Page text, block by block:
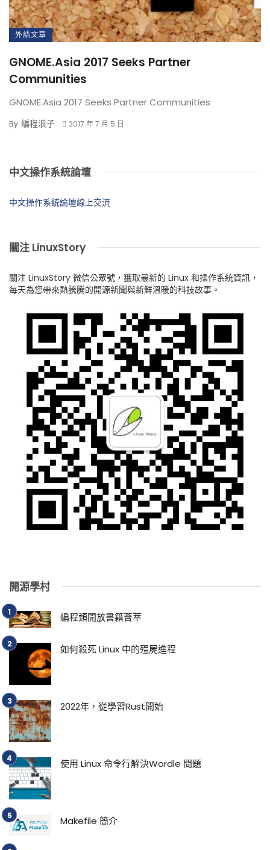
外語文章
GNOME.Asia 2017 Seeks Partner
Communities
GNOME.Asia 2017 Seeks Partner Communities
By 編程浪子 2017 年 7 月 5 日
中文操作系統論壇
中文操作系統論壇線上交流
關注 LinuxStory
關注 LinuxStory 微信公眾號，獲取最新的 Linux 和操作系統資訊，
每天為您帶來熱騰騰的開源新聞與新鮮溫暖的科技故事。
開源學村
編程類開放書籍薈萃
如何殺死 Linux 中的殭屍進程
2022年，從學習Rust開始
使用 Linux 命令行解決Wordle 問題
Makefile 簡介